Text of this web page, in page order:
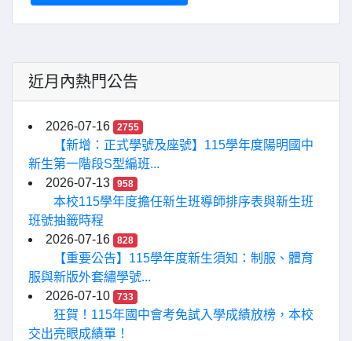
近月內熱門公告
2026-07-16 2755
【新增：正式學號及座號】115學年度陽明國中
新生第一階段S型編班...
2026-07-13
958
本校115學年度擔任新生班導師排序表與新生班
班號抽籤時程
2026-07-16
828
【重要公告】115學年度新生須知：制服、體育
服與新版外套繡學號...
2026-07-10
733
狂賀！115年國中會考免試入學成績放榜，本校
交出亮眼成績單！